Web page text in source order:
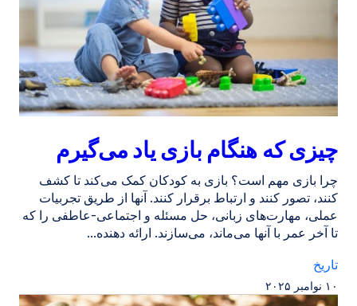
چیزی که هنگام بازی یاد می‌گیرم
چرا بازی مهم است؟ بازی به کودکان کمک می‌کند تا کشف
کنند، تصور کنند و ارتباط برقرار کنند. آنها از طریق تجربیات
عملی، مهارت‌های زبانی، حل مسئله و اجتماعی-عاطفی را که
تا آخر عمر با آنها می‌ماند، می‌سازند. ارائه دهنده...
تاریخ
۱۰ نوامبر ۲۰۲۵